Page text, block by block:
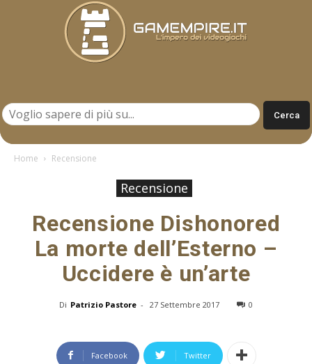
Home Recensione
Recensione
Recensione Dishonored
La morte dell’Esterno –
Uccidere è un’arte
Di Patrizio Pastore - 27 Settembre 2017 0
Facebook Twitter